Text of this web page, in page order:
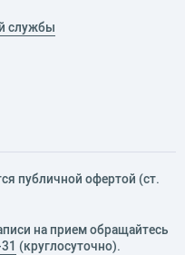
службы
публичной офертой (ст.
на прием обращайтесь
(круглосуточно).